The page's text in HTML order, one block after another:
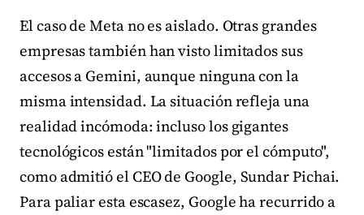
El caso de Meta no es aislado. Otras grandes
empresas también han visto limitados sus
accesos a Gemini, aunque ninguna con la
misma intensidad. La situación refleja una
realidad incómoda: incluso los gigantes
tecnológicos están "limitados por el cómputo",
como admitió el CEO de Google, Sundar Pichai.
Para paliar esta escasez, Google ha recurrido a